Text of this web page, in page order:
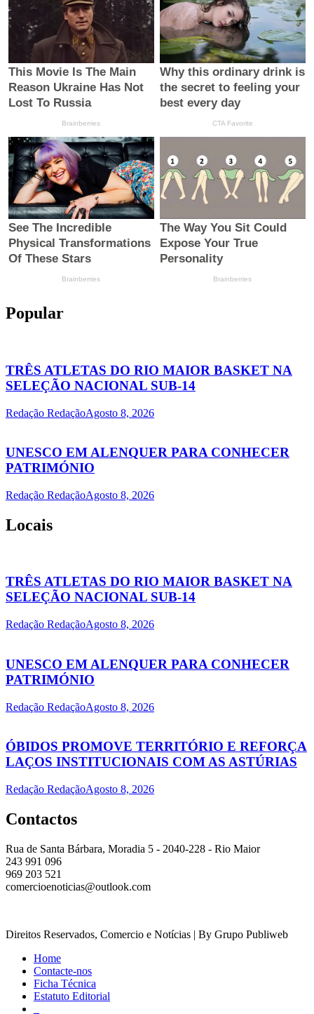
Popular
TRÊS ATLETAS DO RIO MAIOR BASKET NA
SELEÇÃO NACIONAL SUB-14
Redação RedaçãoAgosto 8, 2026
UNESCO EM ALENQUER PARA CONHECER
PATRIMÓNIO
Redação RedaçãoAgosto 8, 2026
Locais
TRÊS ATLETAS DO RIO MAIOR BASKET NA
SELEÇÃO NACIONAL SUB-14
Redação RedaçãoAgosto 8, 2026
UNESCO EM ALENQUER PARA CONHECER
PATRIMÓNIO
Redação RedaçãoAgosto 8, 2026
ÓBIDOS PROMOVE TERRITÓRIO E REFORÇA
LAÇOS INSTITUCIONAIS COM AS ASTÚRIAS
Redação RedaçãoAgosto 8, 2026
Contactos
Rua de Santa Bárbara, Moradia 5 - 2040-228 - Rio Maior
243 991 096
969 203 521
comercioenoticias@outlook.com
Direitos Reservados, Comercio e Notícias | By Grupo Publiweb
Home
Contacte-nos
Ficha Técnica
Estatuto Editorial